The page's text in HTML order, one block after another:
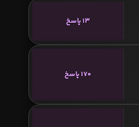
13 پاسخ
170 پاسخ